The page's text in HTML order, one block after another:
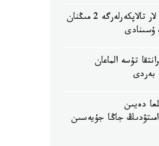
قازاقستاندىق ج و و- لار تالاپكەرلەرگە 2 مىڭنان
ۇسىنادى
تۇسە الماعان
بەردى
-جىلعا دەيىن
جاڭا جۇيەسىن